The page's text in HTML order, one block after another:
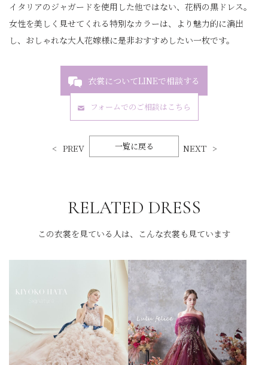
イタリアのジャガードを使用した他ではない、花柄の黒ドレス。
女性を美しく見せてくれる特別なカラーは、より魅力的に演出
し、おしゃれな大人花嫁様に是非おすすめしたい一枚です。
衣裳についてLINEで相談する
フォームでのご相談はこちら
PREV 一覧に戻る NEXT
RELATED DRESS
この衣裳を見ている人は、こんな衣裳も見ています